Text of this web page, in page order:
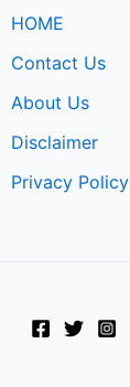
HOME
Contact Us
About Us
Disclaimer
Privacy Policy